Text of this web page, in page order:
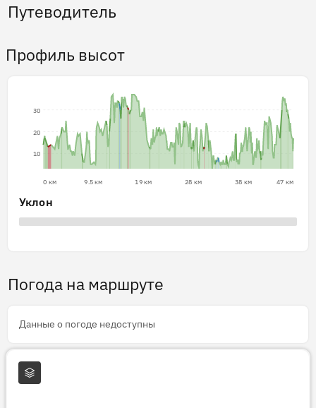
Путеводитель
Профиль высот
10
20
30
0 км 9.5 км 19 км 28 км 38 км 47 км
Уклон
Погода на маршруте
Данные о погоде недоступны